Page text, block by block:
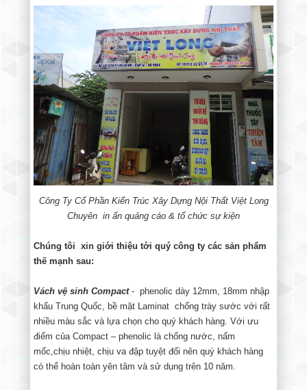
Công Ty Cổ Phần Kiến Trúc Xây Dựng Nội Thất Việt Long
Chuyên in ấn quảng cáo & tổ chức sự kiện
Chúng tôi xin giới thiệu tới quý công ty các sản phẩm
thế mạnh sau:
Vách vệ sinh Compact - phenolic dày 12mm, 18mm nhập
khẩu Trung Quốc, bề mặt Laminat chống trày sước với rất
nhiều màu sắc và lựa chọn cho quý khách hàng. Với ưu
điểm của Compact – phenolic là chống nước, nấm
mốc,chịu nhiệt, chịu va đập tuyệt đối nên quý khách hàng
có thể hoàn toàn yên tâm và sử dụng trên 10 năm.